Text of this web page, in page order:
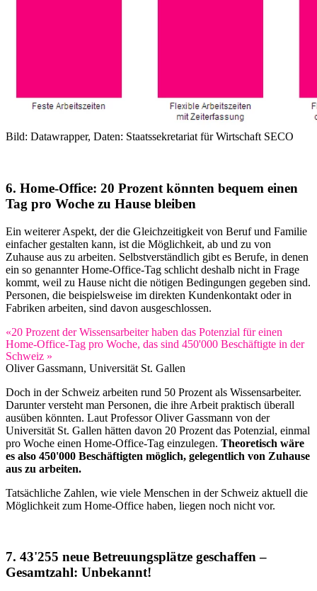
Bild: Datawrapper, Daten: Staatssekretariat für Wirtschaft SECO
6. Home-Office: 20 Prozent könnten bequem einen
Tag pro Woche zu Hause bleiben
Ein weiterer Aspekt, der die Gleichzeitigkeit von Beruf und Familie
einfacher gestalten kann, ist die Möglichkeit, ab und zu von
Zuhause aus zu arbeiten. Selbstverständlich gibt es Berufe, in denen
ein so genannter Home-Office-Tag schlicht deshalb nicht in Frage
kommt, weil zu Hause nicht die nötigen Bedingungen gegeben sind.
Personen, die beispielsweise im direkten Kundenkontakt oder in
Fabriken arbeiten, sind davon ausgeschlossen.
«20 Prozent der Wissensarbeiter haben das Potenzial für einen
Home-Office-Tag pro Woche, das sind 450'000 Beschäftigte in der
Schweiz »
Oliver Gassmann, Universität St. Gallen
Doch in der Schweiz arbeiten rund 50 Prozent als Wissensarbeiter.
Darunter versteht man Personen, die ihre Arbeit praktisch überall
ausüben könnten. Laut Professor Oliver Gassmann von der
Universität St. Gallen hätten davon 20 Prozent das Potenzial, einmal
pro Woche einen Home-Office-Tag einzulegen. Theoretisch wäre
es also 450'000 Beschäftigten möglich, gelegentlich von Zuhause
aus zu arbeiten.
Tatsächliche Zahlen, wie viele Menschen in der Schweiz aktuell die
Möglichkeit zum Home-Office haben, liegen noch nicht vor.
7. 43'255 neue Betreuungsplätze geschaffen –
Gesamtzahl: Unbekannt!